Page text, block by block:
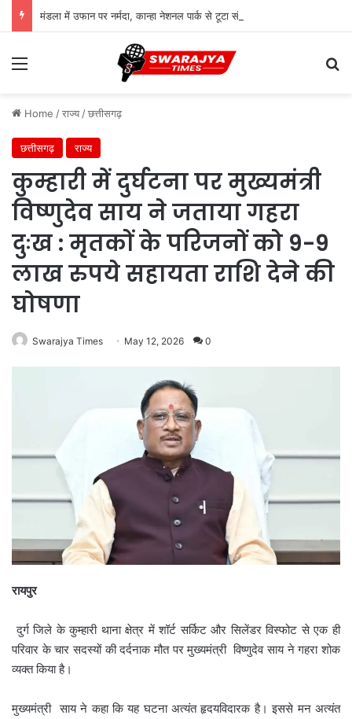
Menu
Home /राज्य /छत्तीसगढ़
छत्तीसगढ़ राज्य
कुम्हारी में दुर्घटना पर मुख्यमंत्री
विष्णुदेव साय ने जताया गहरा
दुःख : मृतकों के परिजनों को 9-9
लाख रुपये सहायता राशि देने की
घोषणा
Swarajya Times May 12, 2026 0
रायपुर
दुर्ग जिले के कुम्हारी थाना क्षेत्र में शॉर्ट सर्किट और सिलेंडर विस्फोट से एक ही
परिवार के चार सदस्यों की दर्दनाक मौत पर मुख्यमंत्री विष्णुदेव साय ने गहरा शोक
व्यक्त किया है।
मुख्यमंत्री साय ने कहा कि यह घटना अत्यंत हृदयविदारक है। इससे मन अत्यंत